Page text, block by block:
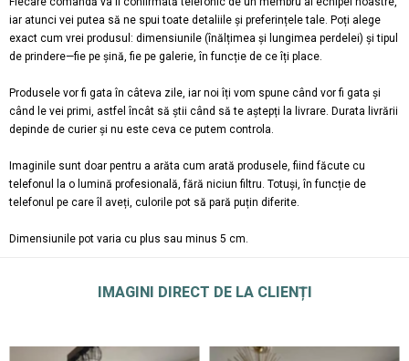
iar atunci vei putea să ne spui toate detaliile și preferințele tale. Poți alege
exact cum vrei produsul: dimensiunile (înălțimea și lungimea perdelei) și tipul
de prindere—fie pe șină, fie pe galerie, în funcție de ce îți place.
Produsele vor fi gata în câteva zile, iar noi îți vom spune când vor fi gata și
când le vei primi, astfel încât să știi când să te aștepți la livrare. Durata livrării
depinde de curier și nu este ceva ce putem controla.
Imaginile sunt doar pentru a arăta cum arată produsele, fiind făcute cu
telefonul la o lumină profesională, fără niciun filtru. Totuși, în funcție de
telefonul pe care îl aveți, culorile pot să pară puțin diferite.
Dimensiunile pot varia cu plus sau minus 5 cm.
IMAGINI DIRECT DE LA CLIENȚI